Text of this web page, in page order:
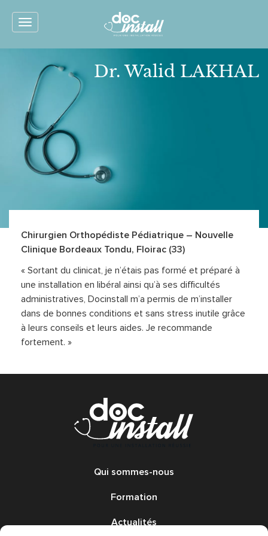
Toggle
Dr. Walid LAKHAL
Chirurgien Orthopédiste Pédiatrique – Nouvelle
Clinique Bordeaux Tondu, Floirac (33)
« Sortant du clinicat, je n’étais pas formé et préparé à
une installation en libéral ainsi qu’à ses difficultés
administratives, Docinstall m’a permis de m’installer
dans de bonnes conditions et sans stress inutile grâce
à leurs conseils et leurs aides. Je recommande
fortement. »
Qui sommes-nous
Formation
Actualités